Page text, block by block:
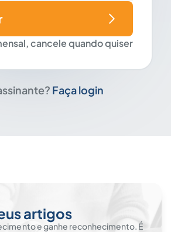
cancele quando quiser
Faça login
artigos
e ganhe reconhecimento. É